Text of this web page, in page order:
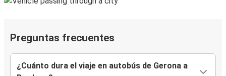
Preguntas frecuentes
¿Cuánto dura el viaje en autobús de Gerona a